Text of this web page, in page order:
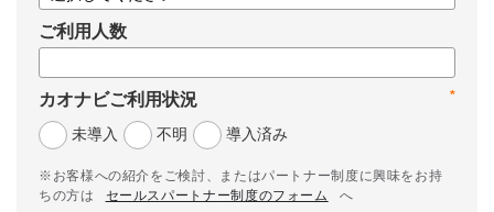
ご利用人数
*
カオナビご利用状況
未導入
不明 導入済み
※お客様への紹介をご検討、またはパートナー制度に興味をお持
ちの方は
セールスパートナー制度のフォーム へ